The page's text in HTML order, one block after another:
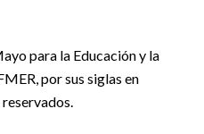
para la Educación y la
por sus siglas en